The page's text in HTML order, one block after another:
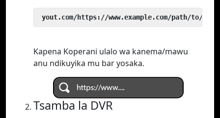
yout.com/https://www.example.com/path/to/
Kapena Koperani ulalo wa kanema/mawu
anu ndikuyika mu bar yosaka.
Tsamba la DVR